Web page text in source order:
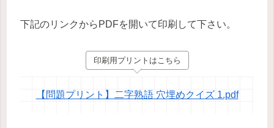
下記のリンクからPDFを開いて印刷して下さい。
印刷用プリントはこちら
【問題プリント】二字熟語 穴埋めクイズ 1.pdf